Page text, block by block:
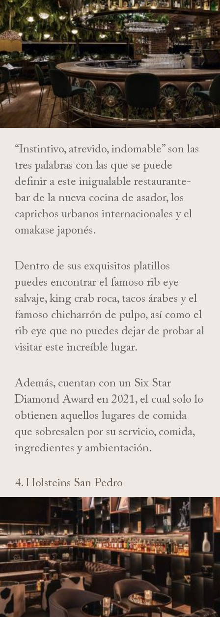
“Instintivo, atrevido, indomable” son las
tres palabras con las que se puede
definir a este inigualable restaurante-
bar de la nueva cocina de asador, los
caprichos urbanos internacionales y el
omakase japonés.
Dentro de sus exquisitos platillos
puedes encontrar el famoso rib eye
salvaje, king crab roca, tacos árabes y el
famoso chicharrón de pulpo, así como el
rib eye que no puedes dejar de probar al
visitar este increíble lugar.
Además, cuentan con un Six Star
Diamond Award en 2021, el cual solo lo
obtienen aquellos lugares de comida
que sobresalen por su servicio, comida,
ingredientes y ambientación.
4. Holsteins San Pedro